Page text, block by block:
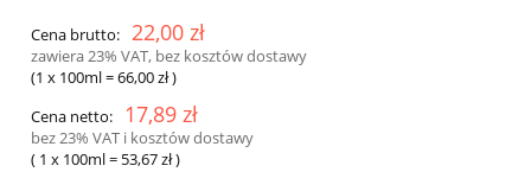
Cena brutto: 22,00 zł
zawiera 23% VAT, bez kosztów dostawy
(1 x 100ml=66,00 zł)
Cena netto:
17,89 zł
bez 23% VAT i kosztów dostawy
( 1 x 100ml= 53,67 zł)